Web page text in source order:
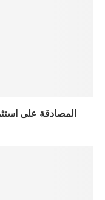
المصادقة على استثمارات